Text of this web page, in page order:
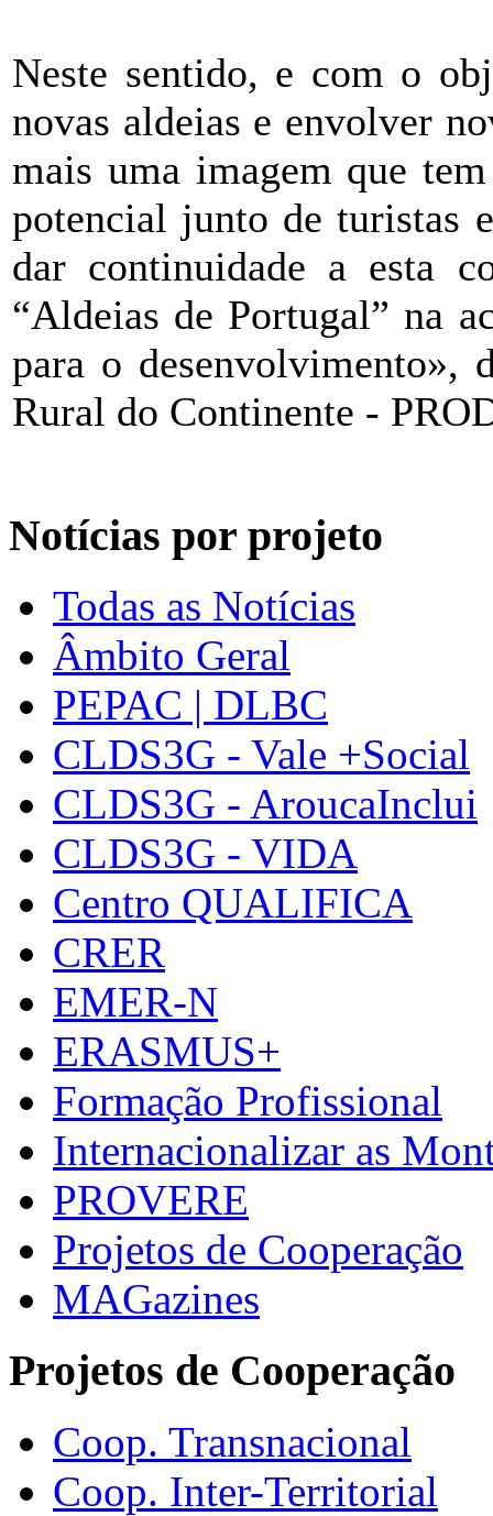
Neste sentido, e com o
novas aldeias e envolver
mais uma imagem que
potencial junto de turistas
dar continuidade a esta
“Aldeias de Portugal” na
para o desenvolvimento»,
Rural do Continente -
Notícias por projeto
Todas as Notícias
Âmbito Geral
PEPAC | DLBC
CLDS3G - Vale +Social
CLDS3G - AroucaInclui
CLDS3G - VIDA
Centro QUALIFICA
CRER
EMER-N
ERASMUS+
Formação Profissional
Internacionalizar as
PROVERE
Projetos de Cooperação
MAGazines
Projetos de Cooperação
Coop. Transnacional
Coop. Inter-Territorial